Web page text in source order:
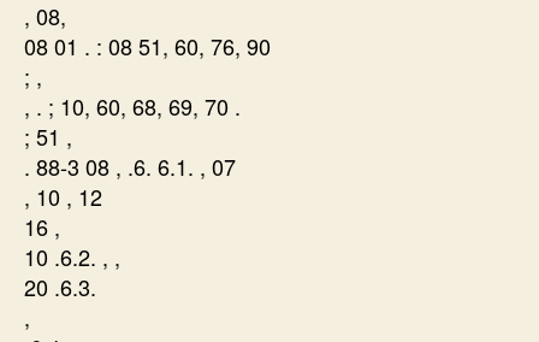
, 08,
08 01 . : 08 51, 60, 76, 90
; ,
, . ; 10, 60, 68, 69, 70 .
; 51 ,
. 88-3 08 , .6. 6.1. , 07
, 10 , 12
16 ,
10 .6.2. , ,
20 .6.3.
,